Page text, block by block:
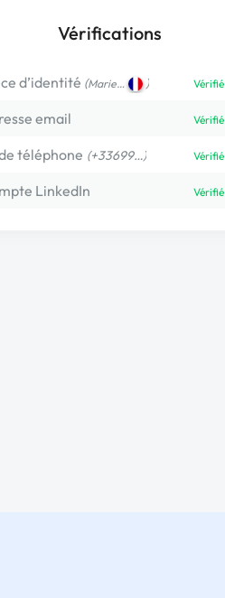
Vérifications
d’identité (Marie… ) Vérifié
email Vérifié
téléphone (+33699…) Vérifié
LinkedIn Vérifié